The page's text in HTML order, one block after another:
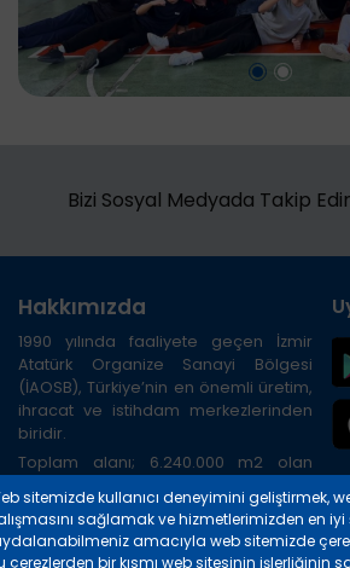
Bizi Sosyal Medyada Takip
Hakkımızda
1990 yılında faaliyete geçen İzmir
Atatürk Organize Sanayi Bölgesi
(İAOSB), Türkiye’nin en önemli üretim,
ihracat ve istihdam merkezlerinden
biridir.
Toplam alanı; 6.240.000 m2 olan
Limanına 20 km, Havalimanına 45 km,
TIR gümrüğüne 8 km. uzaklıktadır.
Bölgenin çevre yolu ile havalimanı,
sitemizde kullanıcı deneyimini geliştirmek,
sağlamak ve hizmetlerimizden en iyi
amacıyla web sitemizde
çerezlerden bir kısmı web sitesinin işlerliğinin